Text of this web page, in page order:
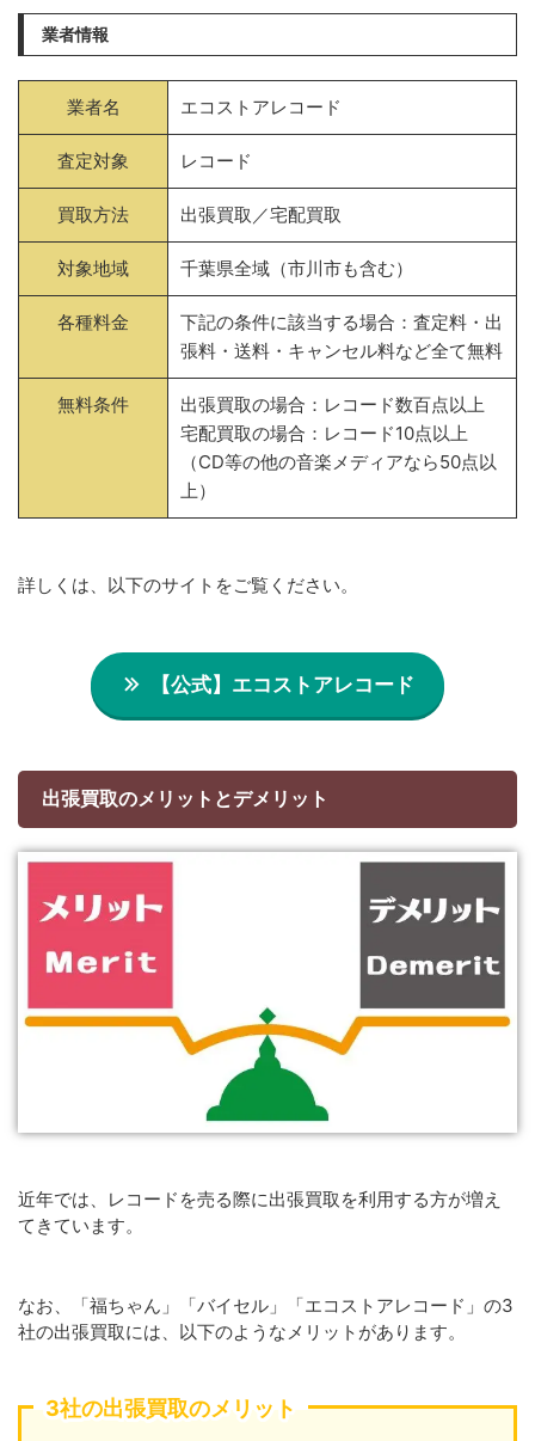
業者情報
業者名 エコストアレコード
査定対象 レコード
買取方法 出張買取／宅配買取
対象地域 千葉県全域（市川市も含む）
各種料金
下記の条件に該当する場合：査定料・出
張料・送料・キャンセル料など全て無料
無料条件
出張買取の場合：レコード数百点以上
宅配買取の場合：レコード10点以上
（CD等の他の音楽メディアなら50点以
上）
詳しくは、以下のサイトをご覧ください。
【公式】エコストアレコード
出張買取のメリットとデメリット
近年では、レコードを売る際に出張買取を利用する方が増え
てきています。
なお、「福ちゃん」「バイセル」「エコストアレコード」の3
社の出張買取には、以下のようなメリットがあります。
3社の出張買取のメリット